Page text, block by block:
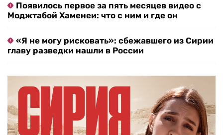
Появилось первое за пять месяцев видео с
Моджтабой Хаменеи: что с ним и где он
«Я не могу рисковать»: сбежавшего из Сирии
главу разведки нашли в России